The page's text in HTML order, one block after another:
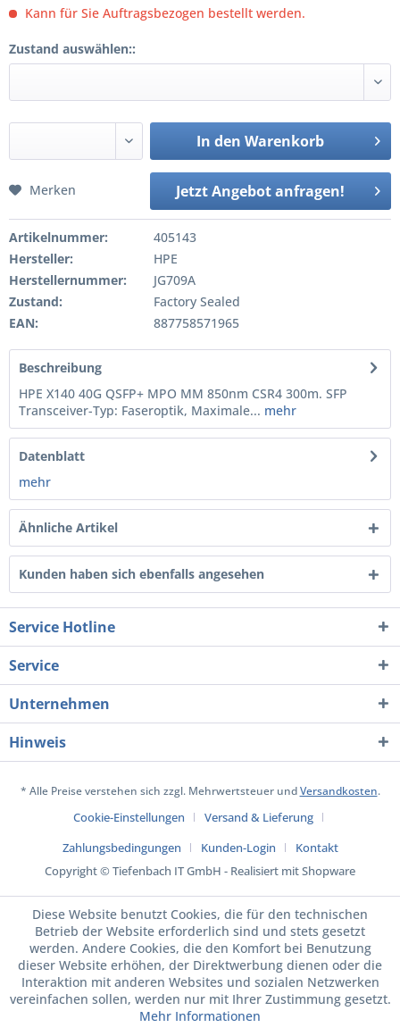
Kann für Sie Auftragsbezogen bestellt werden.
Zustand auswählen::
In den Warenkorb
Jetzt Angebot anfragen!
Merken
Artikelnummer:
405143
Hersteller:
HPE
Herstellernummer:
JG709A
Zustand:
Factory Sealed
EAN:
887758571965
Beschreibung
HPE X140 40G QSFP+ MPO MM 850nm CSR4 300m. SFP
Transceiver-Typ: Faseroptik, Maximale... mehr
Datenblatt
mehr
Ähnliche Artikel
Kunden haben sich ebenfalls angesehen
Service Hotline
Service
Unternehmen
Hinweis
* Alle Preise verstehen sich zzgl. Mehrwertsteuer undVersandkosten.
Cookie-Einstellungen
Versand & Lieferung
Zahlungsbedingungen
Kunden-Login
Kontakt
Copyright © Tiefenbach IT GmbH - Realisiert mit Shopware
Diese Website benutzt Cookies, die für den technischen
Betrieb der Website erforderlich sind und stets gesetzt
werden. Andere Cookies, die den Komfort bei Benutzung
dieser Website erhöhen, der Direktwerbung dienen oder die
Interaktion mit anderen Websites und sozialen Netzwerken
vereinfachen sollen, werden nur mit Ihrer Zustimmung gesetzt.
Mehr Informationen